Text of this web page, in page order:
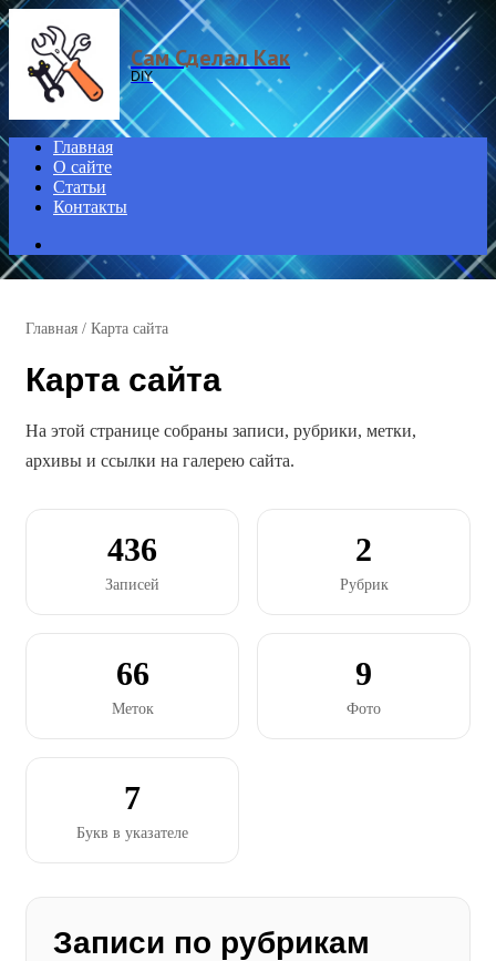
Menu
Сам Сделал Как
DIY
Главная
О сайте
Статьи
Контакты
Главная / Карта сайта
Карта сайта
На этой странице собраны записи, рубрики, метки,
архивы и ссылки на галерею сайта.
436
Записей
2
Рубрик
66
Меток
9
Фото
7
Букв в указателе
Записи по рубрикам